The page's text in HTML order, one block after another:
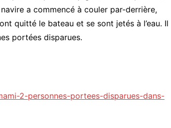
a commencé à couler par-derrière,
quitté le bateau et se sont jetés à l’eau. Il
portées disparues.
2-personnes-portees-disparues-dans-